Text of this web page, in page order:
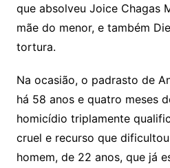
que absolveu Joice Chagas
mãe do menor, e também
tortura.
Na ocasião, o padrasto de
há 58 anos e quatro meses
homicídio triplamente
cruel e recurso que
homem, de 22 anos, que já